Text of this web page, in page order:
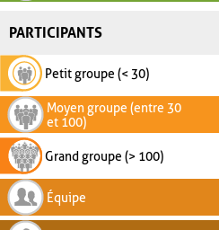
PARTICIPANTS
Petit groupe (< 30)
Moyen groupe (entre 30
et 100)
Grand groupe (> 100)
Équipe